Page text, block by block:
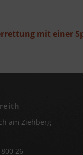
mit einer
am Ziehberg
26